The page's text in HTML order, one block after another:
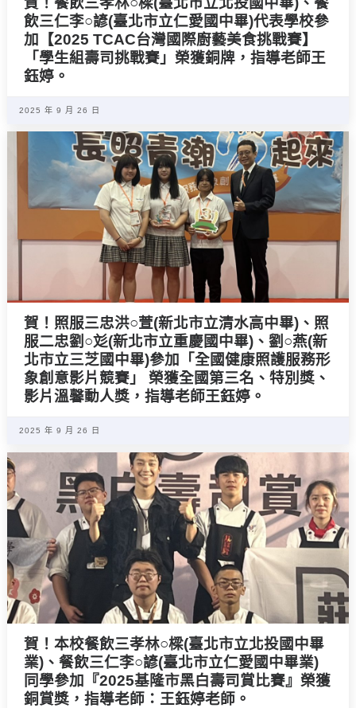
飲三仁李○諺(臺北市立仁愛國中畢)代表學校參
加【2025 TCAC台灣國際廚藝美食挑戰賽】
「學生組壽司挑戰賽」榮獲銅牌，指導老師王
鈺婷。
2025 年 9 月 26 日
賀！照服三忠洪○萱(新北市立清水高中畢)、照
服二忠劉○彣(新北市立重慶國中畢)、劉○燕(新
北市立三芝國中畢)參加「全國健康照護服務形
象創意影片競賽」 榮獲全國第三名、特別獎、
影片溫馨動人獎，指導老師王鈺婷。
2025 年 9 月 26 日
賀！本校餐飲三孝林○樑(臺北市立北投國中畢
業)、餐飲三仁李○諺(臺北市立仁愛國中畢業)
同學參加『2025基隆市黑白壽司賞比賽』榮獲
銅賞獎，指導老師：王鈺婷老師。